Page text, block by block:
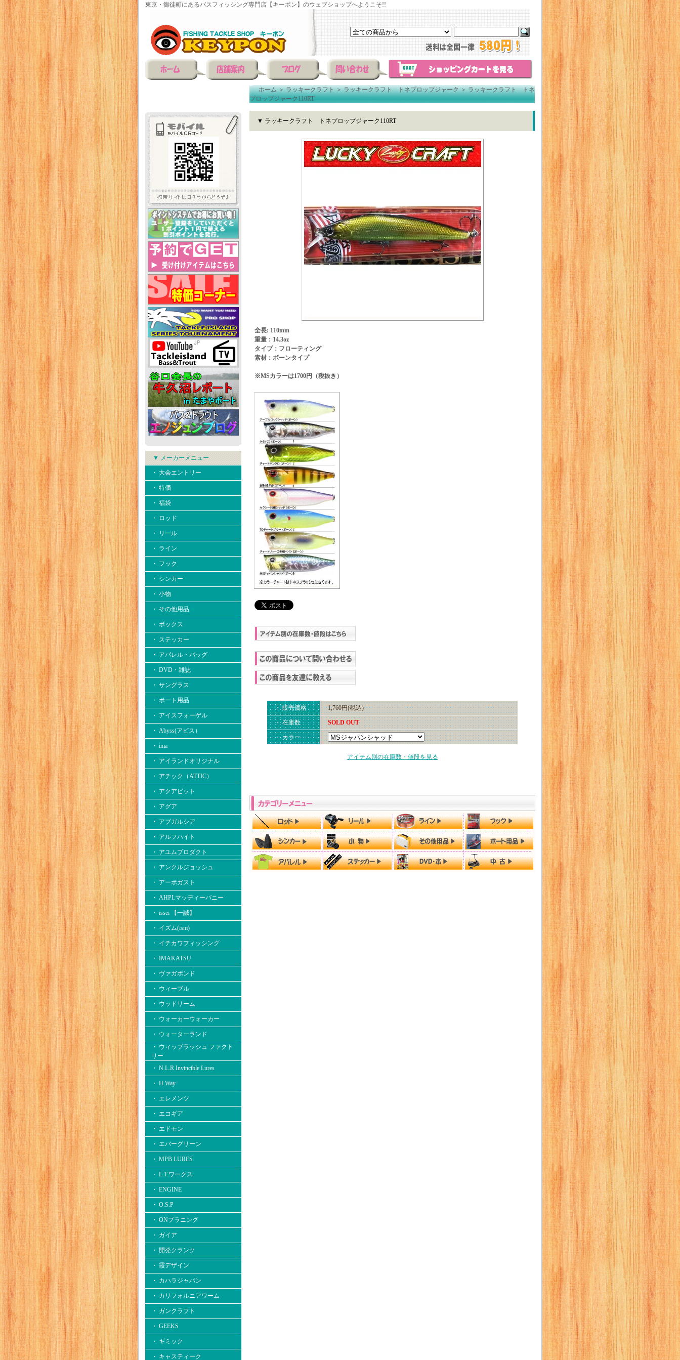
東京・御徒町にあるバスフィッシング専門店【キーポン】のウェブショップへようこそ!!
▼ メーカーメニュー
・ 大会エントリー
・ 特価
・ 福袋
・ ロッド
・ リール
・ ライン
・ フック
・ シンカー
・ 小物
・ その他用品
・ ボックス
・ ステッカー
・ アパレル・バッグ
・ DVD・雑誌
・ サングラス
・ ボート用品
・ アイスフォーゲル
・ Abyss(アビス）
・ ima
・ アイランドオリジナル
・ アチック（ATTIC）
・ アクアビット
・ アグア
・ アブガルシア
・ アルフハイト
・ アユムプロダクト
・ アンクルジョッシュ
・ アーボガスト
・ AHPLマッディーバニー
・ issei 【一誠】
・ イズム(ism)
・ イチカワフィッシング
・ IMAKATSU
・ ヴァガボンド
・ ウィーブル
・ ウッドリーム
・ ウォーカーウォーカー
・ ウォーターランド
・ ウィップラッシュ ファクト
リー
・ N.L.R Invincible Lures
・ H.Way
・ エレメンツ
・ エコギア
・ エドモン
・ エバーグリーン
・ MPB LURES
・ L.T.ワークス
・ ENGINE
・ O.S.P
・ ONプラニング
・ ガイア
・ 開発クランク
・ 霞デザイン
・ カハラジャパン
・ カリフォルニアワーム
・ ガンクラフト
・ GEEKS
・ ギミック
・ キャスティーク
ホーム＞ラッキークラフト＞ラッキークラフト トネプロップジャーク＞ラッキークラフト トネ
プロップジャーク110RT
▼ ラッキークラフト トネプロップジャーク110RT
全長: 110mm
重量：14.3oz
タイプ：フローティング
素材：ボーンタイプ
※MSカラーは1700円（税抜き）
・ 販売価格 1,760円(税込)
・ 在庫数 SOLD OUT
・ カラー
アイテム別の在庫数・値段を見る